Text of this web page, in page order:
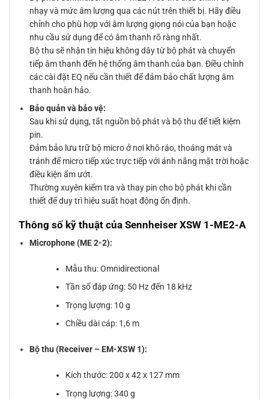
nhạy và mức âm lượng qua các nút trên thiết bị. Hãy điều
chỉnh cho phù hợp với âm lượng giọng nói của bạn hoặc
nhu cầu sử dụng để có âm thanh rõ ràng nhất.
Bộ thu sẽ nhận tín hiệu không dây từ bộ phát và chuyển
tiếp âm thanh đến hệ thống âm thanh của bạn. Điều chỉnh
các cài đặt EQ nếu cần thiết để đảm bảo chất lượng âm
thanh hoàn hảo.
Bảo quản và bảo vệ:
Sau khi sử dụng, tắt nguồn bộ phát và bộ thu để tiết kiệm
pin.
Đảm bảo lưu trữ bộ micro ở nơi khô ráo, thoáng mát và
tránh để micro tiếp xúc trực tiếp với ánh nắng mặt trời hoặc
điều kiện ẩm ướt.
Thường xuyên kiểm tra và thay pin cho bộ phát khi cần
thiết để duy trì hiệu suất hoạt động ổn định.
Thông số kỹ thuật của Sennheiser XSW 1-ME2-A
Microphone (ME 2-2):
Mẫu thu: Omnidirectional
Tần số đáp ứng: 50 Hz đến 18 kHz
Trọng lượng: 10 g
Chiều dài cáp: 1,6 m
Bộ thu (Receiver – EM-XSW 1):
Kích thước: 200 x 42 x 127 mm
Trọng lượng: 340 g